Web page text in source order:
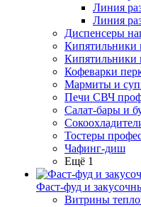
Линия
Линия
Диспенсеры
Кипятильники
Кипятильники
Кофеварки
Мармиты и
Печи СВЧ
Салат-бары и
Тостеры
Чафинг-диш
Ещё 1
Фаст-фуд и
Витрины